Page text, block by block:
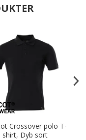
Crossover polo T-
shirt, Dyb sort